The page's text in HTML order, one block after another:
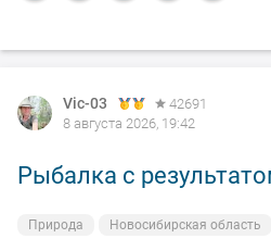
Vic-03
42691
8 августа 2026, 19:42
Рыбалка с
Природа Новосибирская область